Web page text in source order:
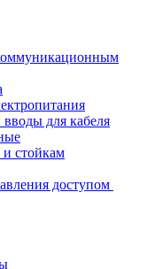
для кабеля
стойкам
доступом